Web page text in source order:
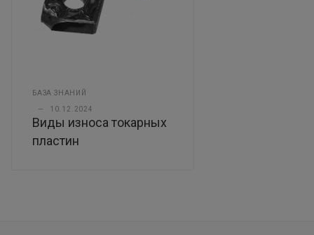
БАЗА ЗНАНИЙ
— 10.12.2024
Виды износа токарных
пластин